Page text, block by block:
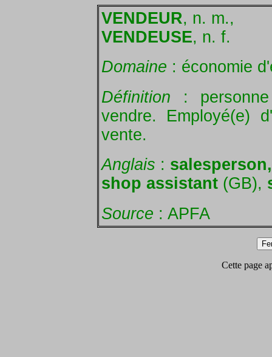
VENDEUR, n. m.,
VENDEUSE, n. f.
Domaine : économie
Définition :
vendre. Employé(e)
vente.
Anglais :
shop assistant (GB),
Source : APFA
Cette page